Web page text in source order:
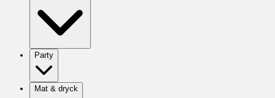
Party
Mat & dryck